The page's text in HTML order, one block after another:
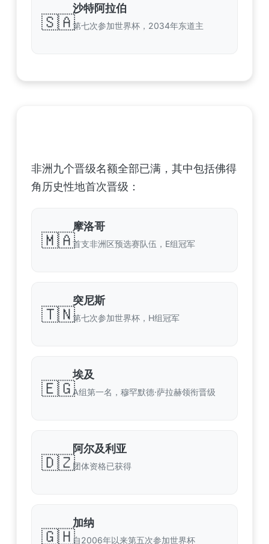
🇸🇦
沙特阿拉伯
第七次参加世界杯，2034年东道主
非洲九个晋级名额全部已满，其中包括佛得
角历史性地首次晋级：
🇲🇦
摩洛哥
首支非洲区预选赛队伍，E组冠军
🇹🇳
突尼斯
第七次参加世界杯，H组冠军
🇪🇬
埃及
A组第一名，穆罕默德·萨拉赫领衔晋级
🇩🇿
阿尔及利亚
团体资格已获得
🇬🇭
加纳
自2006年以来第五次参加世界杯